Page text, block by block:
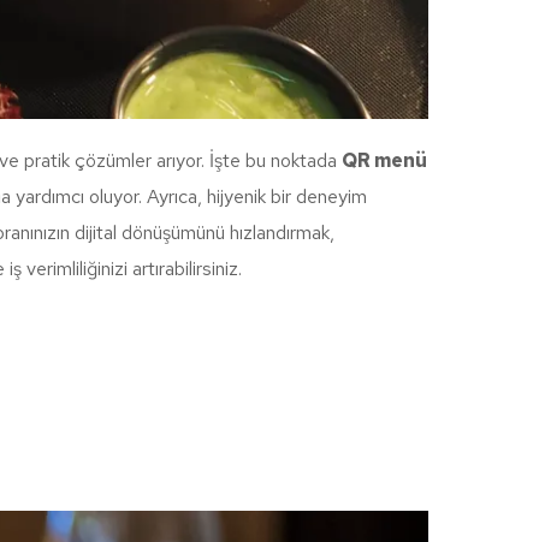
pratik çözümler arıyor. İşte bu noktada QR menü
oluyor. Ayrıca, hijyenik bir deneyim
dijital dönüşümünü hızlandırmak,
verimliliğinizi artırabilirsiniz.